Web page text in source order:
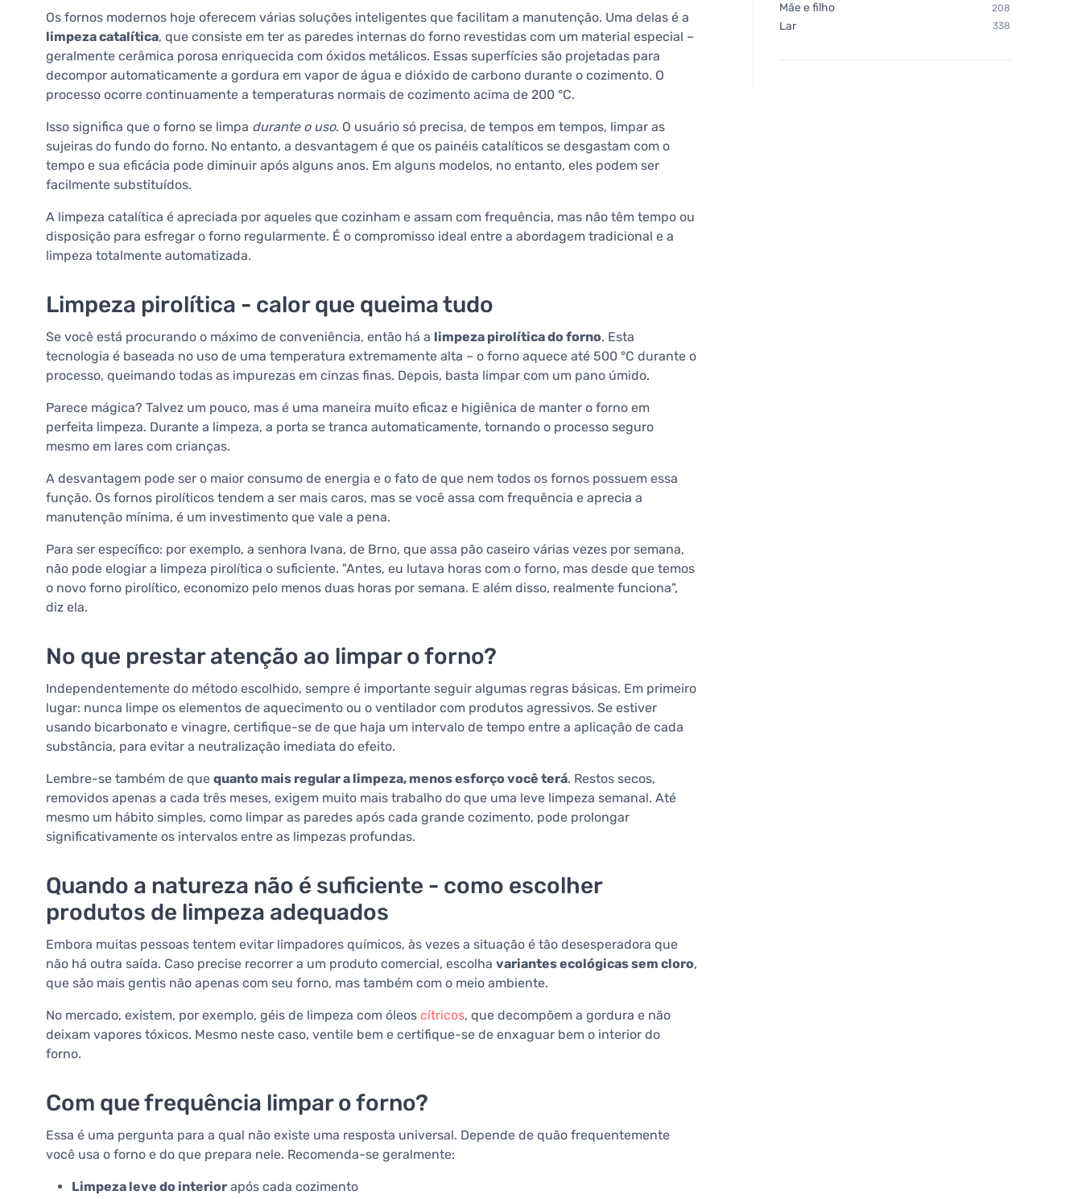
Os fornos modernos hoje oferecem várias soluções inteligentes que facilitam a manutenção. Uma delas é a
limpeza catalítica, que consiste em ter as paredes internas do forno revestidas com um material especial –
geralmente cerâmica porosa enriquecida com óxidos metálicos. Essas superfícies são projetadas para
decompor automaticamente a gordura em vapor de água e dióxido de carbono durante o cozimento. O
processo ocorre continuamente a temperaturas normais de cozimento acima de 200 °C.
Isso significa que o forno se limpa durante o uso. O usuário só precisa, de tempos em tempos, limpar as
sujeiras do fundo do forno. No entanto, a desvantagem é que os painéis catalíticos se desgastam com o
tempo e sua eficácia pode diminuir após alguns anos. Em alguns modelos, no entanto, eles podem ser
facilmente substituídos.
A limpeza catalítica é apreciada por aqueles que cozinham e assam com frequência, mas não têm tempo ou
disposição para esfregar o forno regularmente. É o compromisso ideal entre a abordagem tradicional e a
limpeza totalmente automatizada.
Limpeza pirolítica - calor que queima tudo
Se você está procurando o máximo de conveniência, então há a limpeza pirolítica do forno. Esta
tecnologia é baseada no uso de uma temperatura extremamente alta – o forno aquece até 500 °C durante o
processo, queimando todas as impurezas em cinzas finas. Depois, basta limpar com um pano úmido.
Parece mágica? Talvez um pouco, mas é uma maneira muito eficaz e higiênica de manter o forno em
perfeita limpeza. Durante a limpeza, a porta se tranca automaticamente, tornando o processo seguro
mesmo em lares com crianças.
A desvantagem pode ser o maior consumo de energia e o fato de que nem todos os fornos possuem essa
função. Os fornos pirolíticos tendem a ser mais caros, mas se você assa com frequência e aprecia a
manutenção mínima, é um investimento que vale a pena.
Para ser específico: por exemplo, a senhora Ivana, de Brno, que assa pão caseiro várias vezes por semana,
não pode elogiar a limpeza pirolítica o suficiente. "Antes, eu lutava horas com o forno, mas desde que temos
o novo forno pirolítico, economizo pelo menos duas horas por semana. E além disso, realmente funciona",
diz ela.
No que prestar atenção ao limpar o forno?
Independentemente do método escolhido, sempre é importante seguir algumas regras básicas. Em primeiro
lugar: nunca limpe os elementos de aquecimento ou o ventilador com produtos agressivos. Se estiver
usando bicarbonato e vinagre, certifique-se de que haja um intervalo de tempo entre a aplicação de cada
substância, para evitar a neutralização imediata do efeito.
Lembre-se também de que quanto mais regular a limpeza, menos esforço você terá. Restos secos,
removidos apenas a cada três meses, exigem muito mais trabalho do que uma leve limpeza semanal. Até
mesmo um hábito simples, como limpar as paredes após cada grande cozimento, pode prolongar
significativamente os intervalos entre as limpezas profundas.
Quando a natureza não é suficiente - como escolher
produtos de limpeza adequados
Embora muitas pessoas tentem evitar limpadores químicos, às vezes a situação é tão desesperadora que
não há outra saída. Caso precise recorrer a um produto comercial, escolha variantes ecológicas sem cloro,
que são mais gentis não apenas com seu forno, mas também com o meio ambiente.
No mercado, existem, por exemplo, géis de limpeza com óleos cítricos, que decompõem a gordura e não
deixam vapores tóxicos. Mesmo neste caso, ventile bem e certifique-se de enxaguar bem o interior do
forno.
Com que frequência limpar o forno?
Essa é uma pergunta para a qual não existe uma resposta universal. Depende de quão frequentemente
você usa o forno e do que prepara nele. Recomenda-se geralmente:
Limpeza leve do interior após cada cozimento
Mãe e filho 208
Lar 338